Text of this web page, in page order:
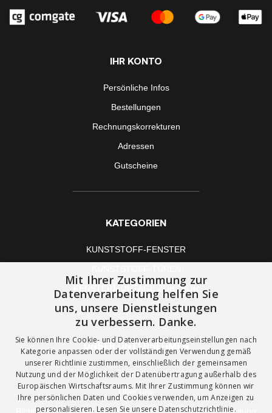
IHR KONTO
Persönliche Infos
Bestellungen
Rechnungskorrekturen
Adressen
Gutscheine
KATEGORIEN
KUNSTSTOFF-FENSTER
FENSTERMONTAGE ZUBEHÖR
UNSER UNTERNEHMEN
Allgemeine Geschäftsbedingungen
Über uns
Mit Ihrer Zustimmung zur
Datenverarbeitung helfen Sie
uns, unsere Dienstleistungen
zu verbessern. Danke.
Sie können Ihre Cookie- und Datenverarbeitungseinstellungen nach
Kategorie anpassen oder der vollständigen Verwendung gemäß
unserer Richtlinie zustimmen, einschließlich der gemeinsamen
Nutzung und der Möglichkeit der Datenübertragung außerhalb des
Europäischen Wirtschaftsraums. Mit Ihrer Zustimmung können wir
Ihre persönlichen Daten und Cookies verwenden, um Anzeigen zu
personalisieren. Lesen Sie unsere Datenschutzrichtlinie.